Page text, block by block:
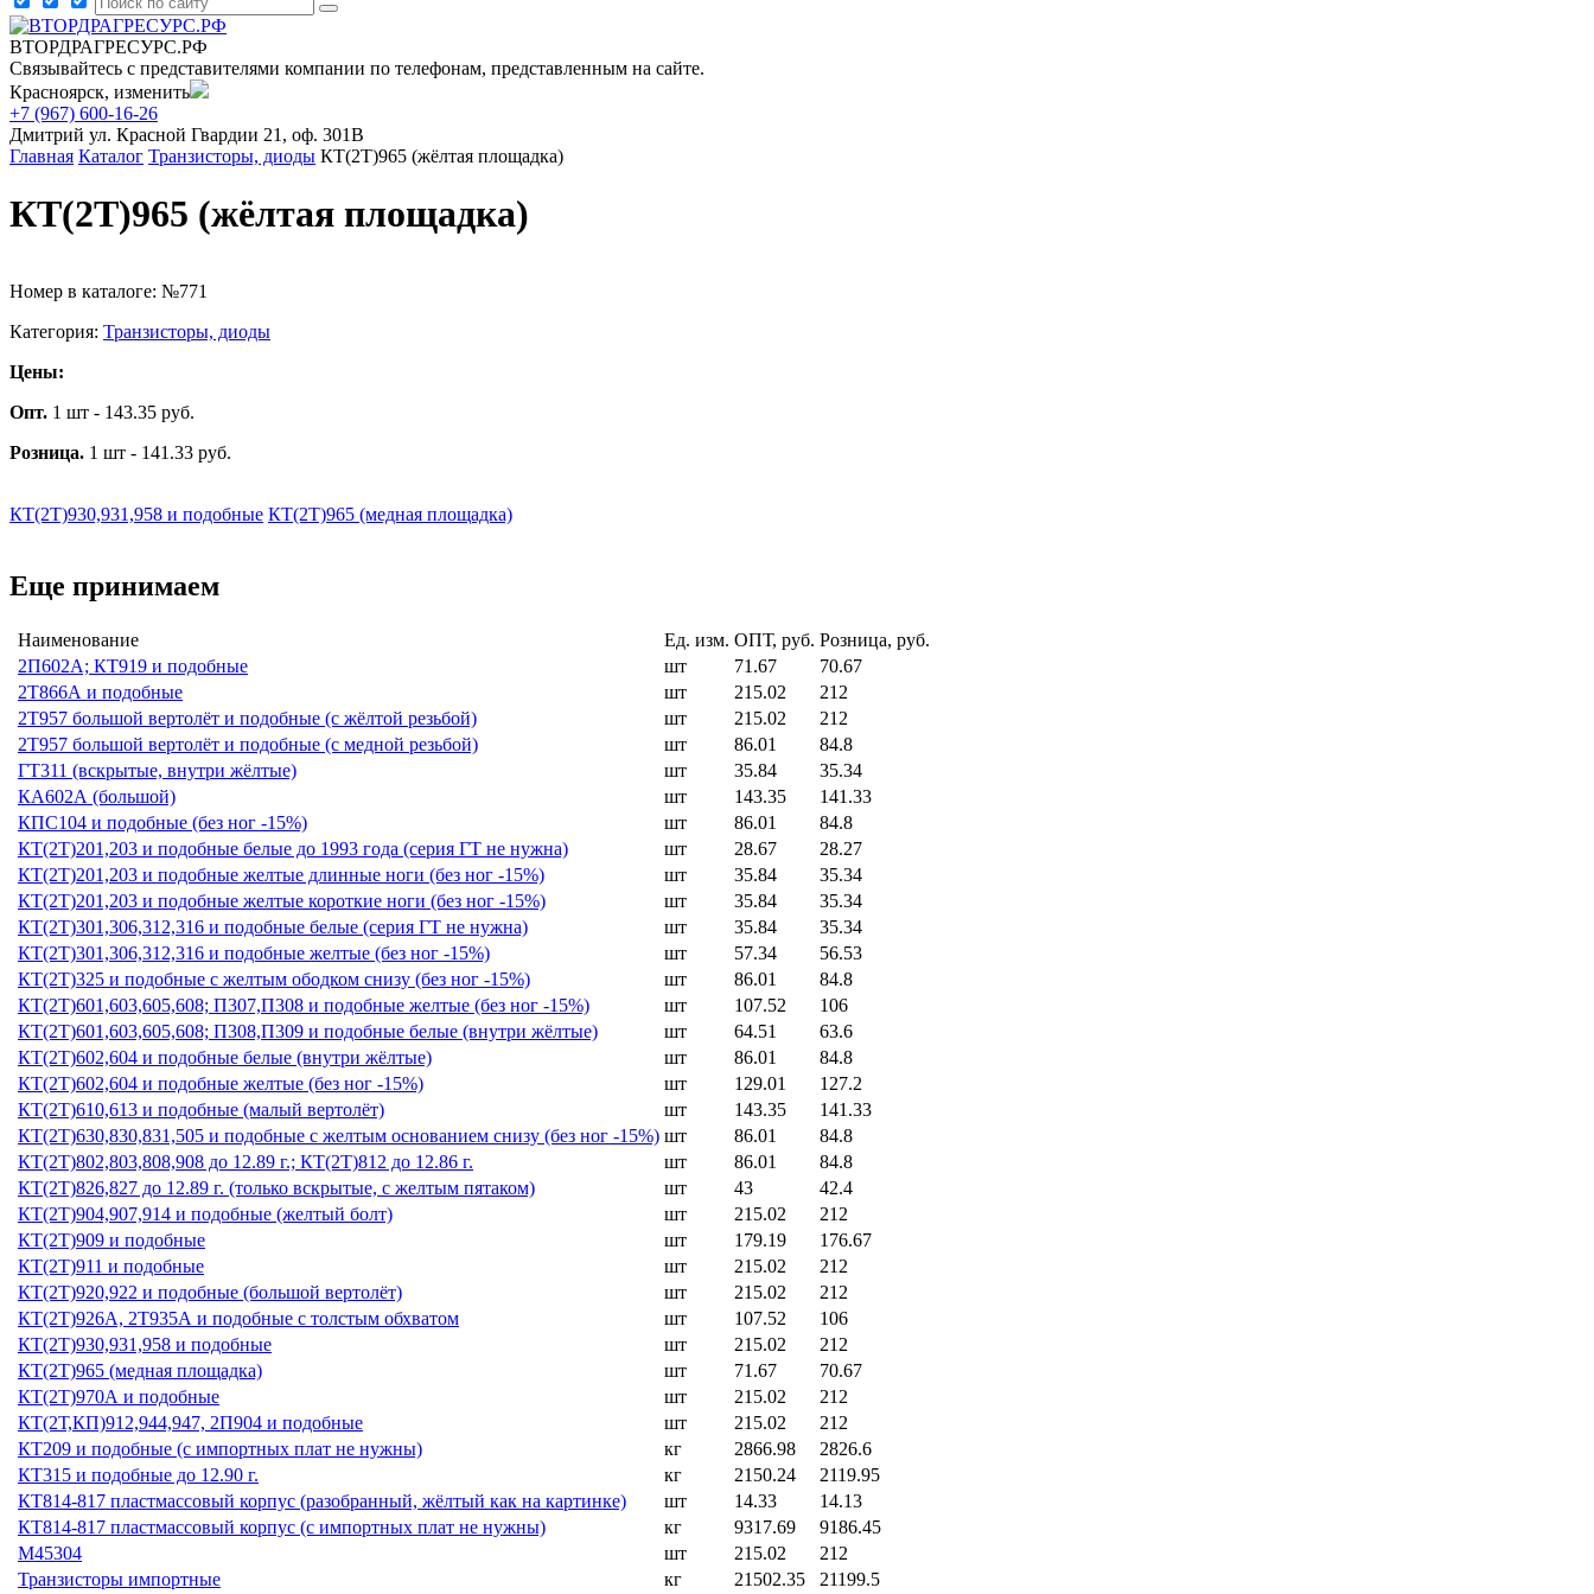
ВТОРДРАГРЕСУРС.РФ
Связывайтесь с представителями компании по телефонам, представленным на сайте.
Красноярск, изменить
+7 (967) 600-16-26
Дмитрий ул. Красной Гвардии 21, оф. 301В
Главная Каталог Транзисторы, диоды КТ(2Т)965 (жёлтая площадка)
КТ(2Т)965 (жёлтая площадка)
Номер в каталоге: №771
Категория: Транзисторы, диоды
Цены:
Опт. 1 шт - 143.35 руб.
Розница. 1 шт - 141.33 руб.
КТ(2Т)930,931,958 и подобные КТ(2Т)965 (медная площадка)
Еще принимаем
Наименование Ед. изм. ОПТ, руб. Розница, руб.
2П602А; КТ919 и подобные
шт 71.67
70.67
2Т866А и подобные
шт 215.02
212
2Т957 большой вертолёт и подобные (с жёлтой резьбой)
шт 215.02
212
2Т957 большой вертолёт и подобные (с медной резьбой)
шт 86.01
84.8
ГТ311 (вскрытые, внутри жёлтые)
шт 35.84
35.34
КА602А (большой)
шт 143.35
141.33
КПС104 и подобные (без ног -15%)
шт 86.01
84.8
КТ(2Т)201,203 и подобные белые до 1993 года (серия ГТ не нужна)
шт 28.67
28.27
КТ(2Т)201,203 и подобные желтые длинные ноги (без ног -15%)
шт 35.84
35.34
КТ(2Т)201,203 и подобные желтые короткие ноги (без ног -15%)
шт 35.84
35.34
КТ(2Т)301,306,312,316 и подобные белые (серия ГТ не нужна)
шт 35.84
35.34
КТ(2Т)301,306,312,316 и подобные желтые (без ног -15%)
шт 57.34
56.53
КТ(2Т)325 и подобные с желтым ободком снизу (без ног -15%)
шт 86.01
84.8
КТ(2Т)601,603,605,608; П307,П308 и подобные желтые (без ног -15%)
шт 107.52
106
КТ(2Т)601,603,605,608; П308,П309 и подобные белые (внутри жёлтые)
шт 64.51
63.6
КТ(2Т)602,604 и подобные белые (внутри жёлтые)
шт 86.01
84.8
КТ(2Т)602,604 и подобные желтые (без ног -15%)
шт 129.01
127.2
КТ(2Т)610,613 и подобные (малый вертолёт)
шт 143.35
141.33
КТ(2Т)630,830,831,505 и подобные с желтым основанием снизу (без ног -15%) шт 86.01
84.8
КТ(2Т)802,803,808,908 до 12.89 г.; КТ(2Т)812 до 12.86 г.
шт 86.01
84.8
КТ(2Т)826,827 до 12.89 г. (только вскрытые, с желтым пятаком)
шт 43
42.4
КТ(2Т)904,907,914 и подобные (желтый болт)
шт 215.02
212
КТ(2Т)909 и подобные
шт 179.19
176.67
КТ(2Т)911 и подобные
шт 215.02
212
КТ(2Т)920,922 и подобные (большой вертолёт)
шт 215.02
212
КТ(2Т)926А, 2Т935А и подобные с толстым обхватом
шт 107.52
106
КТ(2Т)930,931,958 и подобные
шт 215.02
212
КТ(2Т)965 (медная площадка)
шт 71.67
70.67
КТ(2Т)970А и подобные
шт 215.02
212
КТ(2Т,КП)912,944,947, 2П904 и подобные
шт 215.02
212
КТ209 и подобные (с импортных плат не нужны)
кг 2866.98
2826.6
КТ315 и подобные до 12.90 г.
кг 2150.24
2119.95
КТ814-817 пластмассовый корпус (разобранный, жёлтый как на картинке)
шт 14.33
14.13
КТ814-817 пластмассовый корпус (с импортных плат не нужны)
кг 9317.69
9186.45
М45304
шт 215.02
212
Транзисторы импортные
кг 21502.35 21199.5